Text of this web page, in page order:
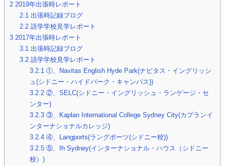
2 2019年出張時レポート
2.1 出張時記録ブログ
2.2 語学学校見学レポート
3 2017年出張時レポート
3.1 出張時記録ブログ
3.2 語学学校見学レポート
3.2.1①、Navitas English Hyde Park(ナビタス・イングリッシ
ュ(シドニー・ハイドパーク・キャンパス))
3.2.2②、SELC(シドニー・イングリッシュ・ランゲージ・セ
ンター)
3.2.3③、Kaplan International College Sydney City(カプランイ
ンターナショナルカレッジ)
3.2.4④、Langports(ラングポーツ(シドニー校))
3.2.5⑤、Ih Sydney(インターナショナル・ハウス（シドニー
校）)